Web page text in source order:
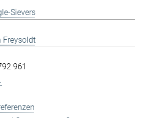
Sievers
Freysoldt
961